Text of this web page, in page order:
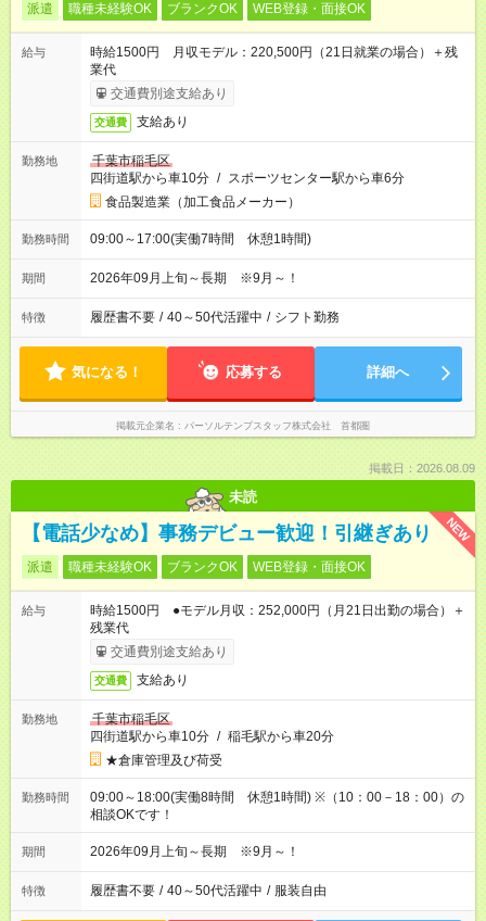
派遣 職種未経験OK ブランクOK WEB登録・面接OK
給与
時給1500円 月収モデル：220,500円（21日就業の場合）＋残
業代
交通費別途支給あり
交通費 支給あり
勤務地
千葉市稲毛区
四街道駅から車10分 / スポーツセンター駅から車6分
食品製造業（加工食品メーカー）
勤務時間 09:00～17:00(実働7時間 休憩1時間)
期間 2026年09月上旬～長期 ※9月～！
特徴 履歴書不要 / 40～50代活躍中 / シフト勤務
気になる！ 応募する 詳細へ
掲載元企業名 パーソルテンプスタッフ株式会社 首都圏
掲載日：2026.08.09
未読
NEW
【電話少なめ】事務デビュー歓迎！引継ぎあり
派遣 職種未経験OK ブランクOK WEB登録・面接OK
給与
時給1500円 ●モデル月収：252,000円（月21日出勤の場合）＋
残業代
交通費別途支給あり
交通費 支給あり
勤務地
千葉市稲毛区
四街道駅から車10分 / 稲毛駅から車20分
★倉庫管理及び荷受
勤務時間
09:00～18:00(実働8時間 休憩1時間) ※（10：00－18：00）の
相談OKです！
期間 2026年09月上旬～長期 ※9月～！
特徴 履歴書不要 / 40～50代活躍中 / 服装自由